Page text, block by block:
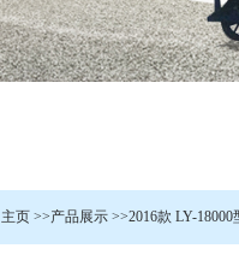
主页 >>产品展示 >>2016款 LY-